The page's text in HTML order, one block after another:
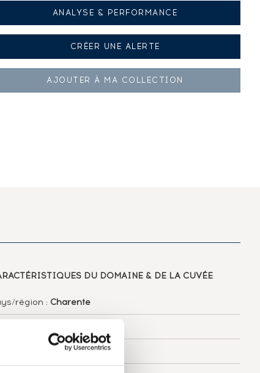
ANALYSE & PERFORMANCE
CRÉER UNE ALERTE
AJOUTER À MA COLLECTION
DU DOMAINE & DE LA CUVÉE
région : Charente
Hennessy